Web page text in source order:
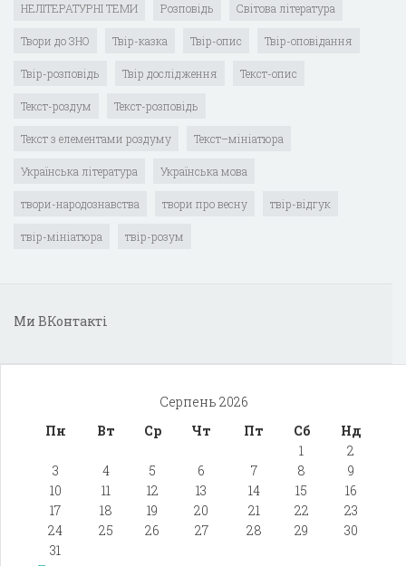
НЕЛІТЕРАТУРНІ ТЕМИ Розповідь Світова література
Твори до ЗНО Твір-казка Твір-опис Твір-оповідання
Твір-розповідь Твір дослідження Текст-опис
Текст-роздум Текст-розповідь
Текст з елементами роздуму Текст–мініатюра
Українська література Українська мова
твори-народознавства твори про весну твір-відгук
твір-мініатюра твір-розум
Ми ВКонтакті
Серпень 2026
Пн
Вт Ср Чт Пт Сб
Нд
1
2
3
4 5 6 7 8
9
10
11 12 13 14 15
16
17
18 19 20 21 22
23
24
25 26 27 28 29
30
31